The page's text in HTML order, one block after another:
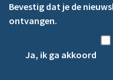
Bevestig dat je de
ontvangen.
Ja, ik ga akkoord